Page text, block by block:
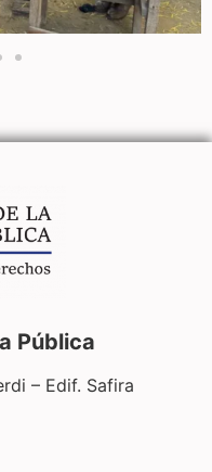
Pública
– Edif. Safira